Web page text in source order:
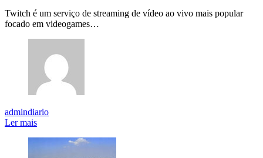
Twitch é um serviço de streaming de vídeo ao vivo mais popular
focado em videogames…
admindiario
Ler mais